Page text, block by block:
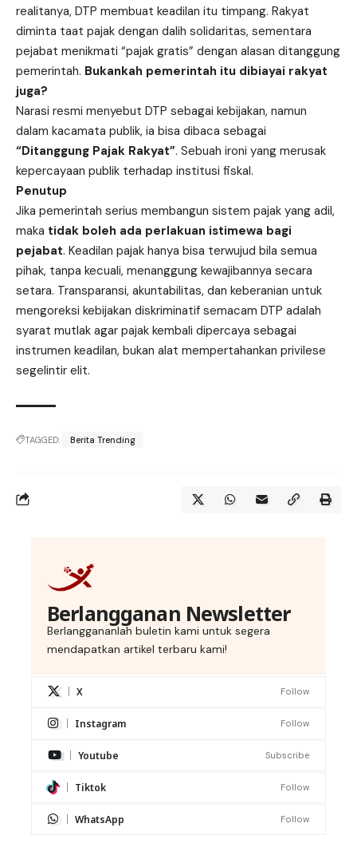
realitanya, DTP membuat keadilan itu timpang. Rakyat
diminta taat pajak dengan dalih solidaritas, sementara
pejabat menikmati “pajak gratis” dengan alasan ditanggung
pemerintah. Bukankah pemerintah itu dibiayai rakyat
juga?
Narasi resmi menyebut DTP sebagai kebijakan, namun
dalam kacamata publik, ia bisa dibaca sebagai
“Ditanggung Pajak Rakyat”. Sebuah ironi yang merusak
kepercayaan publik terhadap institusi fiskal.
Penutup
Jika pemerintah serius membangun sistem pajak yang adil,
maka tidak boleh ada perlakuan istimewa bagi
pejabat. Keadilan pajak hanya bisa terwujud bila semua
pihak, tanpa kecuali, menanggung kewajibannya secara
setara. Transparansi, akuntabilitas, dan keberanian untuk
mengoreksi kebijakan diskriminatif semacam DTP adalah
syarat mutlak agar pajak kembali dipercaya sebagai
instrumen keadilan, bukan alat mempertahankan privilese
segelintir elit.
TAGGED: Berita Trending
Berlangganan Newsletter
Berlanggananlah buletin kami untuk segera
mendapatkan artikel terbaru kami!
X Follow
Instagram Follow
Youtube Subscribe
Tiktok Follow
WhatsApp Follow